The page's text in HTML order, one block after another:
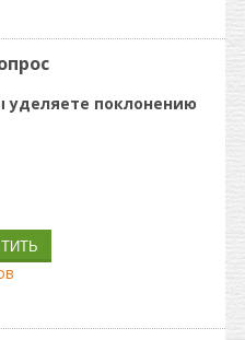
уделяете поклонению